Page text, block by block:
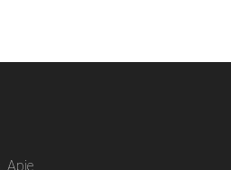
Apie